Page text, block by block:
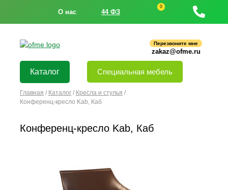
О нас 44 ФЗ
0
Перезвоните мне
zakaz@ofme.ru
Каталог Специальная мебель
Главная / Каталог / Кресла и стулья /
Конференц-кресло Kab, Каб
Конференц-кресло Kab, Каб